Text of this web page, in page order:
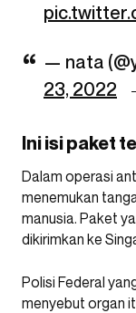
— nata
23, 2022
Ini isi paket
Dalam operasi
menemukan
manusia. Paket
dikirimkan ke
Polisi Federal
menyebut organ